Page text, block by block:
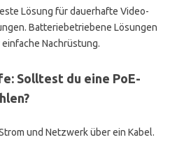
Lösung für dauerhafte Video-
Batteriebetriebene Lösungen
Nachrüstung.
Solltest du eine PoE-
und Netzwerk über ein Kabel.